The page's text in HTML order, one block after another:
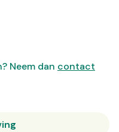
Neem dan contact